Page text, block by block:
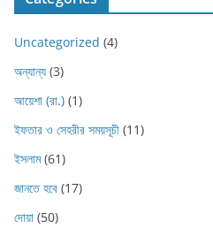
Uncategorized (4)
অন্যান্য (3)
আয়েশা (রা.) (1)
ইফতার ও সেহরীর সময়সূচী (11)
ইসলাম(61)
জানতে হবে (17)
দোয়া (50)